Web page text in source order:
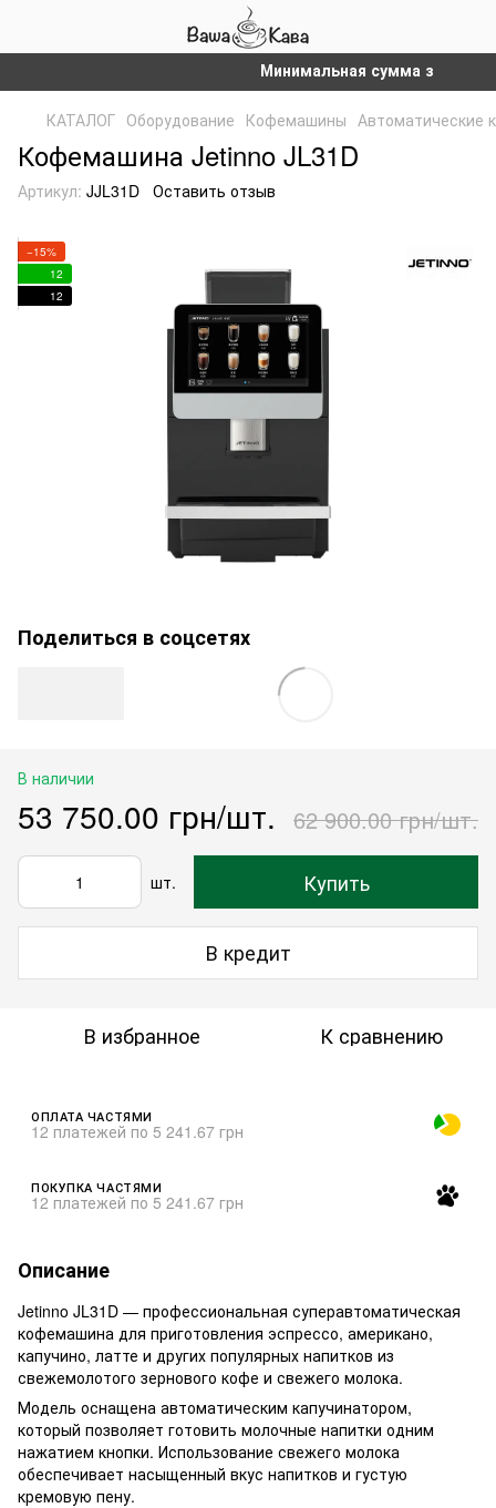
Минимальная сумма заказа на
КАТАЛОГ Оборудование Кофемашины Автоматические
Кофемашина Jetinno JL31D
Артикул: JJL31D Оставить отзыв
−15%
12
12
Поделиться в соцсетях
В наличии
53 750.00 грн/шт. 62 900.00 грн/шт.
шт. Купить
В кредит
В избранное К сравнению
ОПЛАТА ЧАСТЯМИ
12 платежей по 5 241.67 грн
ПОКУПКА ЧАСТЯМИ
12 платежей по 5 241.67 грн
Описание
Jetinno JL31D — профессиональная суперавтоматическая
кофемашина для приготовления эспрессо, американо,
капучино, латте и других популярных напитков из
свежемолотого зернового кофе и свежего молока.
Модель оснащена автоматическим капучинатором,
который позволяет готовить молочные напитки одним
нажатием кнопки. Использование свежего молока
обеспечивает насыщенный вкус напитков и густую
кремовую пену.